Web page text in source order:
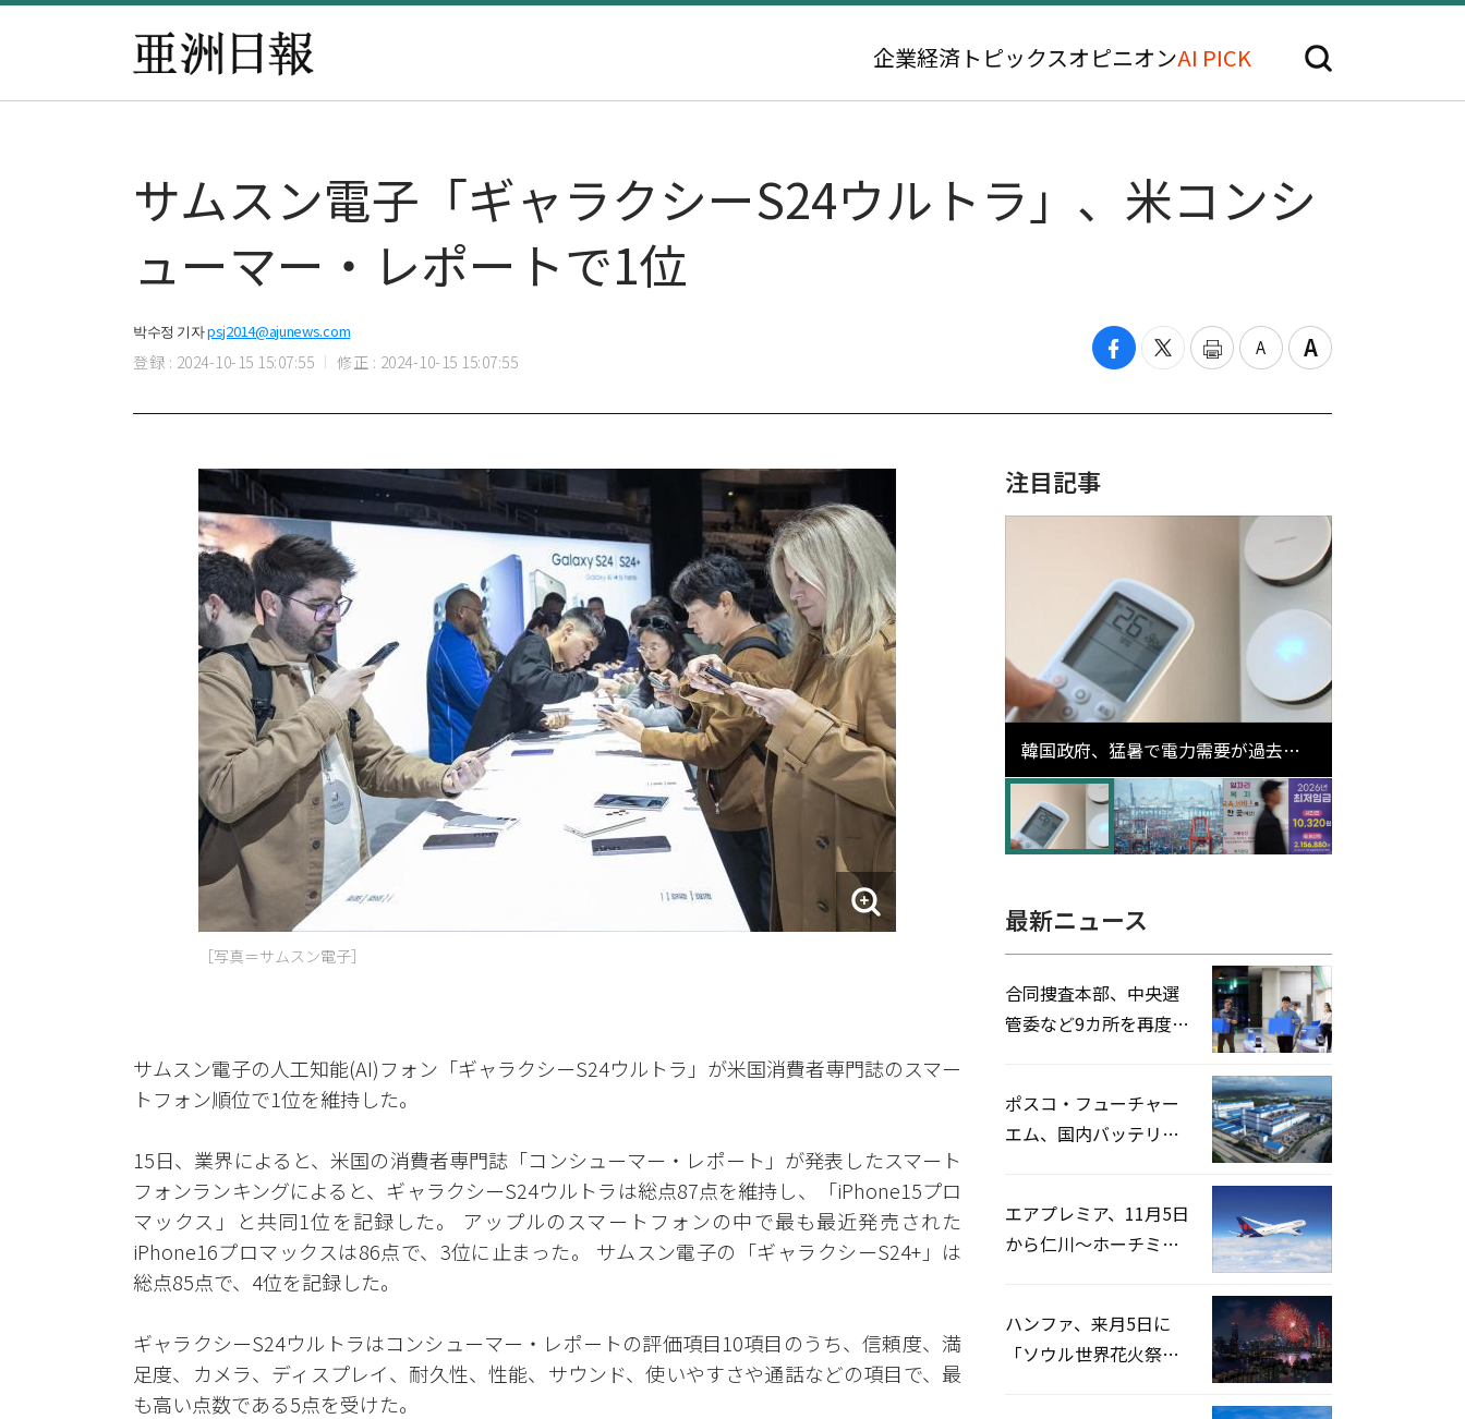
企業経済 トピックスオピニオンAI PICK
サムスン電子「ギャラクシーS24ウルトラ」、米コンシ
ューマー・レポートで1位
박수정 기자psj2014@ajunews.com
登録 : 2024-10-15 15:07:55 修正 : 2024-10-15 15:07:55
［写真＝サムスン電子］
サムスン電子の人工知能(AI)フォン「ギャラクシーS24ウルトラ」が米国消費者専門誌のスマー
トフォン順位で1位を維持した。
15日、業界によると、米国の消費者専門誌「コンシューマー・レポート」が発表したスマート
フォンランキングによると、ギャラクシーS24ウルトラは総点87点を維持し、「iPhone15プロ
マックス」と共同1位を記録した。 アップルのスマートフォンの中で最も最近発売された
iPhone16プロマックスは86点で、3位に止まった。 サムスン電子の「ギャラクシーS24+」は
総点85点で、4位を記録した。
ギャラクシーS24ウルトラはコンシューマー・レポートの評価項目10項目のうち、信頼度、満
足度、カメラ、ディスプレイ、耐久性、性能、サウンド、使いやすさや通話などの項目で、最
も高い点数である5点を受けた。
注目記事
韓国政府、猛暑で電力需要が過去最
高更新の可能性に需給対応体制を点
検
最新ニュース
合同捜査本部、中央選
管委など9カ所を再度家
ポスコ・フューチャー
エム、国内バッテリー
エアプレミア、11月5日
から仁川〜ホーチミン
ハンファ、来月5日に
「ソウル世界花火祭り